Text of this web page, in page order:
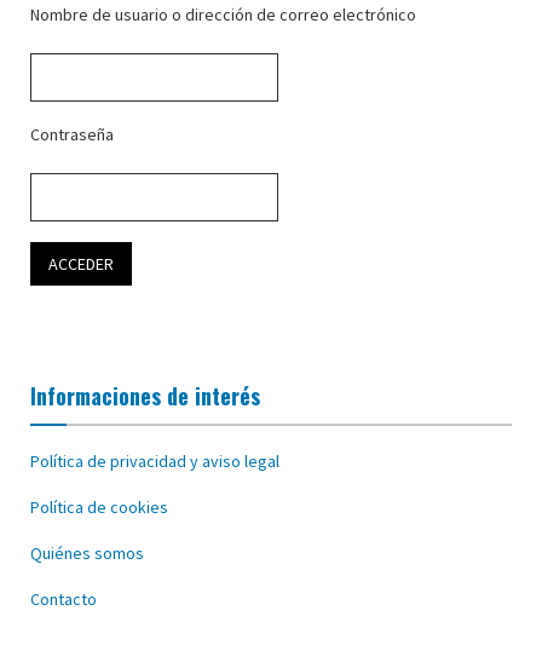
Nombre de usuario o dirección de correo electrónico
Contraseña
Informaciones de interés
Política de privacidad y aviso legal
Política de cookies
Quiénes somos
Contacto